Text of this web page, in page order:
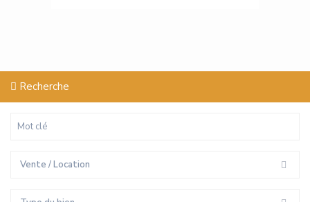
Recherche
Vente / Location